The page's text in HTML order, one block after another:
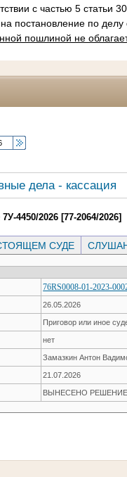
с частью 5 статьи
постановление по
пошлиной не
дела - кассация
4450/2026 [77-2064/2026]
СУДЕ
76RS0008-01-2023-
26.05.2026
Приговор или иное
нет
Замазкин Антон
21.07.2026
ВЫНЕСЕНО